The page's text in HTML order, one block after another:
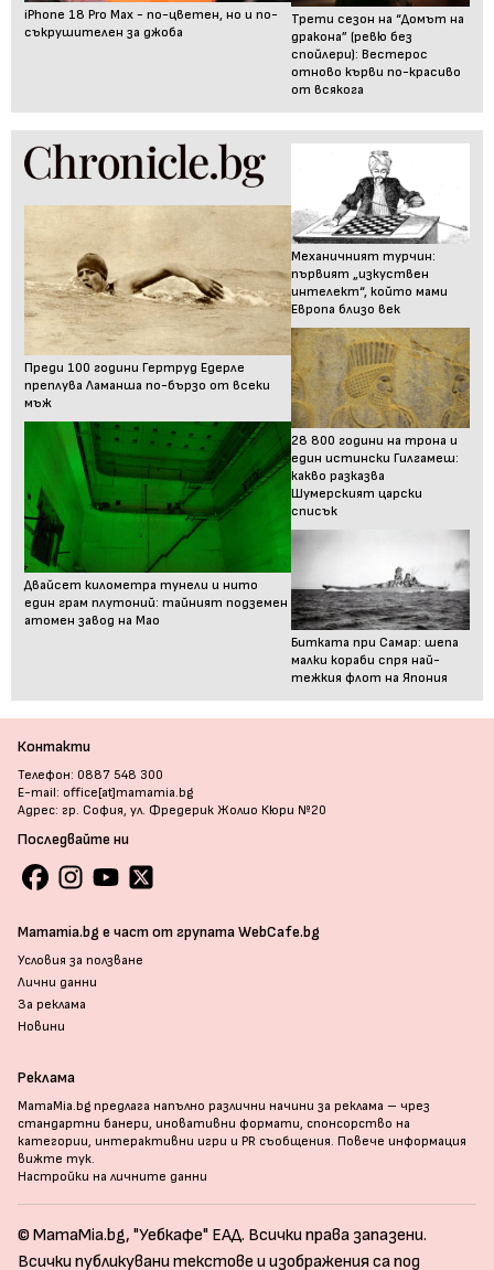
iPhone 18 Pro Max - по-цветен, но и по-
съкрушителен за джоба
Трети сезон на “Домът на
дракона” (ревю без
спойлери): Вестерос
отново кърви по-красиво
от всякога
Преди 100 години Гертруд Едерле
преплува Ламанша по-бързо от всеки
мъж
Двайсет километра тунели и нито
един грам плутоний: тайният подземен
атомен завод на Мао
Механичният турчин:
първият „изкуствен
интелект“, който мами
Европа близо век
28 800 години на трона и
един истински Гилгамеш:
какво разказва
Шумерският царски
списък
Битката при Самар: шепа
малки кораби спря най-
тежкия флот на Япония
Контакти
Телефон: 0887 548 300
E-mail: office[at]mamamia.bg
Адрес: гр. София, ул. Фредерик Жолио Кюри №20
Последвайте ни
Mamamia.bg е част от групата WebCafe.bg
Условия за ползване
Лични данни
За реклама
Новини
Реклама
MamaMia.bg предлага напълно различни начини за реклама – чрез
стандартни банери, иновативни формати, спонсорство на
категории, интерактивни игри и PR съобщения. Повече информация
вижте тук.
Настройки на личните данни
© MamaMia.bg, "Уебкафе" ЕАД. Всички права запазени.
Всички публикувани текстове и изображения са под